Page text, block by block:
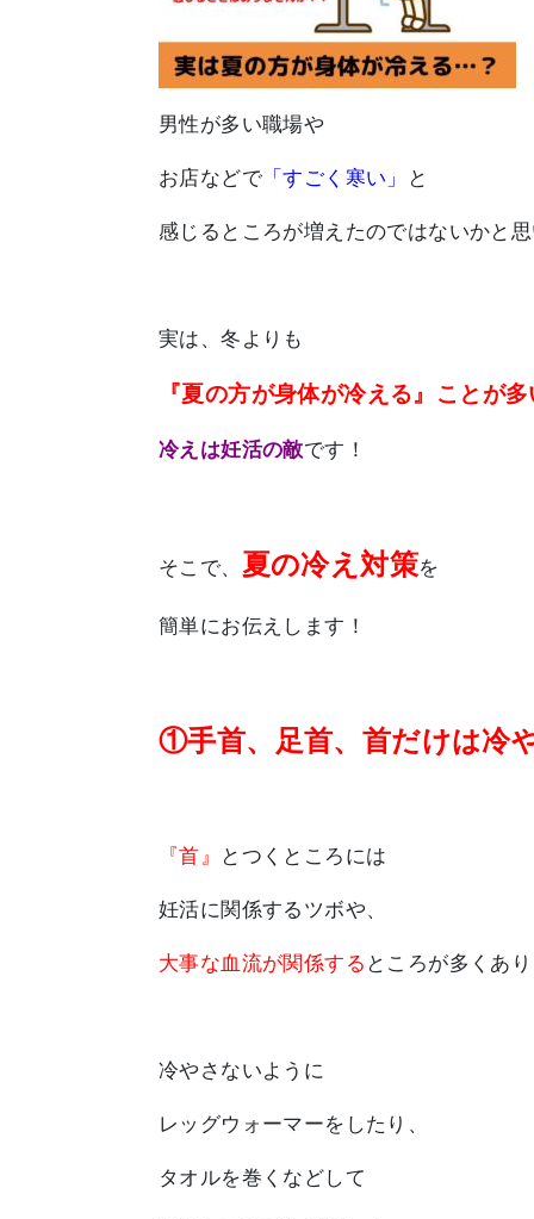
男性が多い職場や
お店などで 「すごく寒い」 と
感じるところが増えたのではないかと
実は、冬よりも
『夏の方が身体が冷える』ことが
冷えは妊活の敵です！
そこで、 夏の冷え対策を
簡単にお伝えします！
①手首、足首、首だけは冷
『首』 とつくところには
妊活に関係するツボや、
大事な血流が関係する ところが多くあ
冷やさないように
レッグウォーマーをしたり、
タオルを巻くなどして